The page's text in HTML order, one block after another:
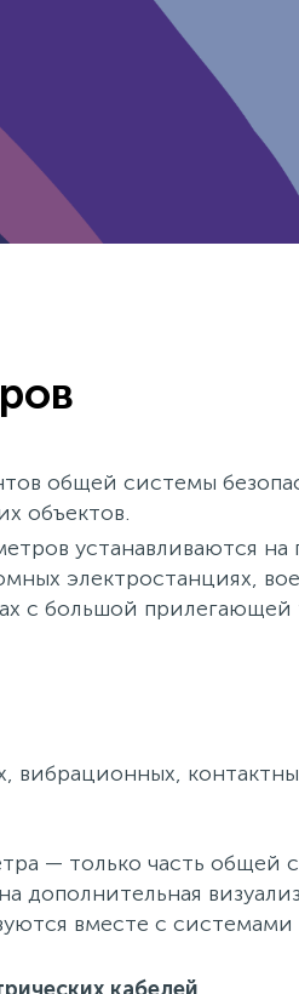
общей системы
объектов.
устанавливаются на
электростанциях,
с большой
вибрационных,
— только часть общей
дополнительная
вместе с системами